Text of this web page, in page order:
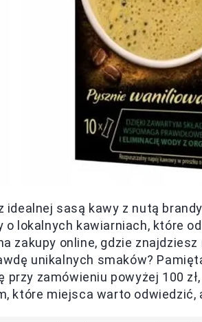
idealnej sasą kawy z nutą
o lokalnych kawiarniach, które
zakupy online, gdzie
unikalnych smaków?
przy zamówieniu powyżej 100
które miejsca warto